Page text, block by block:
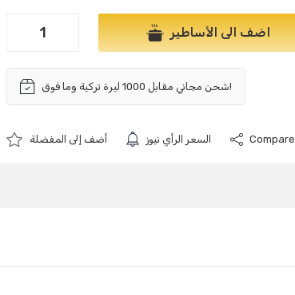
اضف الى الأساطير
شحن مجاني مقابل 1000 ليرة تركية وما فوق!
السعر الرأي نيوز Compare